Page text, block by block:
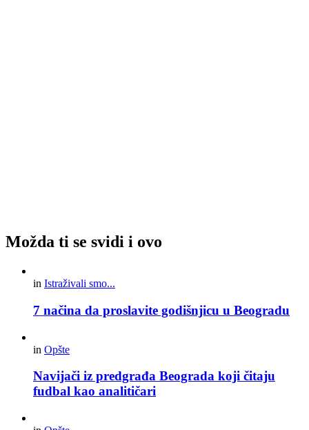
Možda ti se svidi i ovo
in Istraživali smo...
7 načina da proslavite godišnjicu u Beogradu
in Opšte
Navijači iz predgrađa Beograda koji čitaju
fudbal kao analitičari